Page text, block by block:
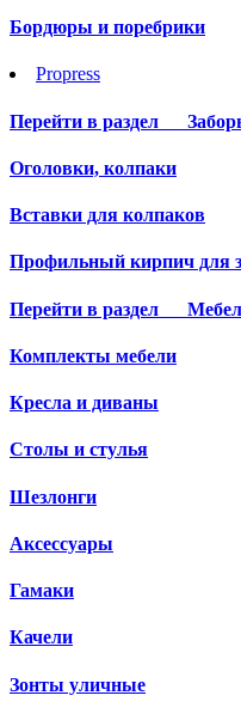
Бордюры и поребрики
Propress
Перейти в раздел
Оголовки, колпаки
Вставки для колпаков
Профильный кирпич для
Перейти в раздел
Комплекты мебели
Кресла и диваны
Столы и стулья
Шезлонги
Аксессуары
Гамаки
Качели
Зонты уличные